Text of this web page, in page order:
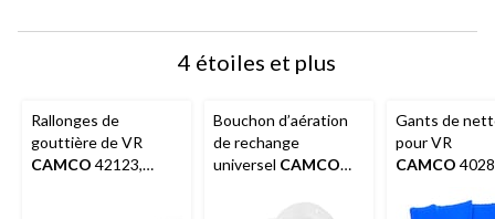
4 étoiles et plus
Rallonges de
gouttière de VR
CAMCO 42123,
Bouchon d’aération
de rechange
universel CAMCO
tuyaux de 1 po à 2 3/8
Gants de
pour VR
CAMCO